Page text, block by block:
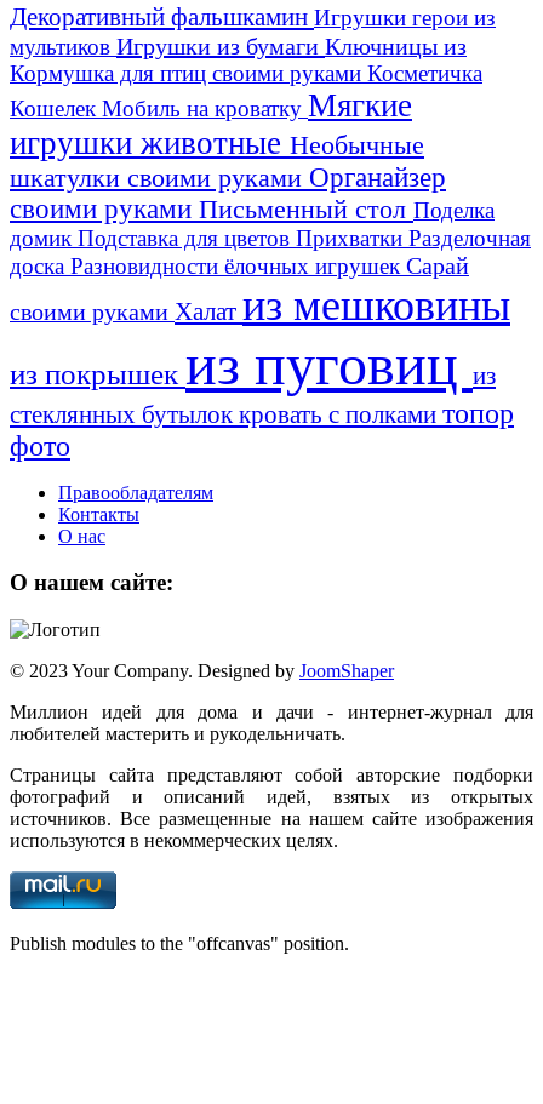
Декоративный фальшкамин Игрушки герои из
мультиков Игрушки из бумаги Ключницы из
Кормушка для птиц своими руками Косметичка
Кошелек Мобиль на кроватку Мягкие
игрушки животные Необычные
шкатулки своими руками Органайзер
своими руками Письменный стол Поделка
домик Подставка для цветов Прихватки Разделочная
доска Разновидности ёлочных игрушек Сарай
своими руками Халат из мешковины
из покрышек из пуговиц из
стеклянных бутылок кровать с полками топор
фото
Правообладателям
Контакты
О нас
О нашем сайте:
© 2023 Your Company. Designed by JoomShaper
Миллион идей для дома и дачи - интернет-журнал для
любителей мастерить и рукодельничать.
Страницы сайта представляют собой авторские подборки
фотографий и описаний идей, взятых из открытых
источников. Все размещенные на нашем сайте изображения
используются в некоммерческих целях.
Publish modules to the "offcanvas" position.